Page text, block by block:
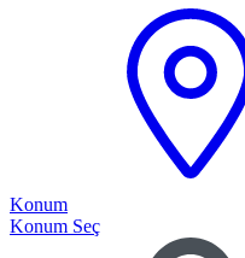
Konum
Konum Seç